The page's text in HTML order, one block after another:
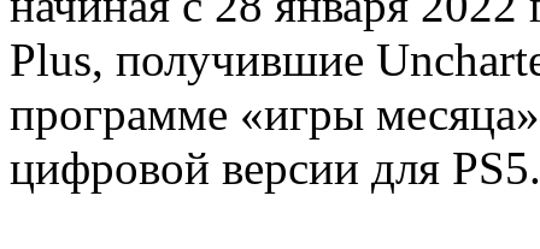
Plus, получившие
программе «игры
цифровой версии для PS5.